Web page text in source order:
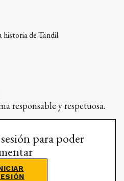
historia de Tandil
responsable y respetuosa.
para poder